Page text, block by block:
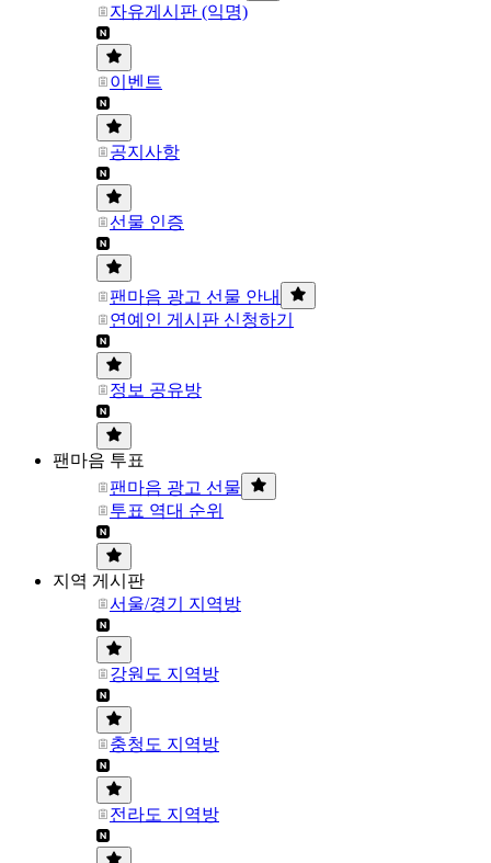
자유게시판 (익명)
이벤트
공지사항
선물 인증
팬마음 광고 선물 안내
연예인 게시판 신청하기
정보 공유방
팬마음 투표
팬마음 광고 선물
투표 역대 순위
지역 게시판
서울/경기 지역방
강원도 지역방
충청도 지역방
전라도 지역방